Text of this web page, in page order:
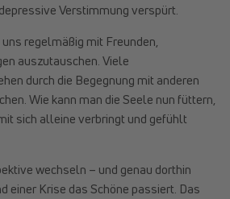
Verstimmung verspürt.
regelmäßig mit Freunden,
auszutauschen. Viele
durch die Begegnung mit anderen
Wie kann man die Seele nun füttern,
sich alleine verbringt und gefühlt
wechseln – und genau dorthin
einer Krise das Schöne passiert. Das